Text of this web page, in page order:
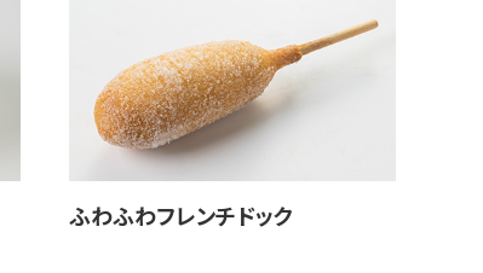
ふわふわフレンチドック